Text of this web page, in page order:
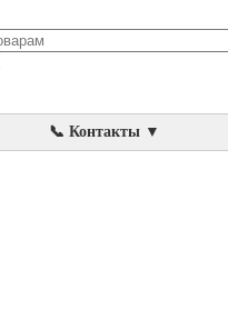
📞 Контакты ▼